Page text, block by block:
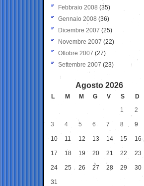
Febbraio 2008 (35)
Gennaio 2008 (36)
Dicembre 2007 (25)
Novembre 2007 (22)
Ottobre 2007 (27)
Settembre 2007 (23)
Agosto 2026
L M M G V S
D
1
2
3 4 5 6 7 8 9
10 11 12 13 14 15 16
17 18 19 20 21 22 23
24 25 26 27 28 29 30
31